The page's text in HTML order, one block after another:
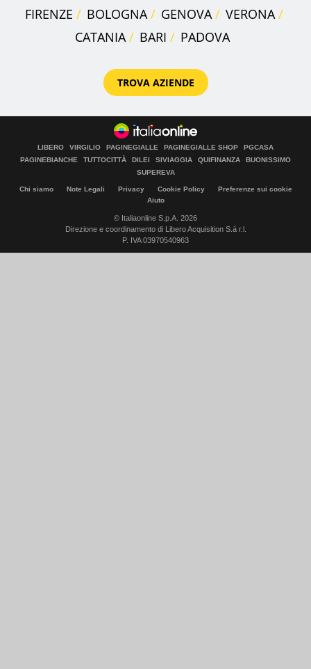
FIRENZE
BOLOGNA GENOVA
VERONA
CATANIA
BARI PADOVA
TROVA AZIENDE
LIBERO VIRGILIO PAGINEGIALLE PAGINEGIALLE SHOP
PGCASA
PAGINEBIANCHE
TUTTOCITTÀ DILEI SIVIAGGIA QUIFINANZA
BUONISSIMO
SUPEREVA
Chi siamo Note Legali Privacy Cookie Policy
Preferenze sui cookie
Aiuto
© Italiaonline S.p.A. 2026
Direzione e coordinamento di Libero Acquisition S.á r.l.
P. IVA 03970540963